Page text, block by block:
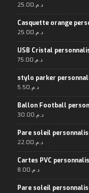
د.م.25.00
Casquette orange
د.م.25.00
USB Cristal
د.م.75.00
stylo parker
د.م.5.50
Ballon Football
د.م.30.00
Pare soleil
د.م.22.00
Cartes PVC
د.م.8.00
Pare soleil